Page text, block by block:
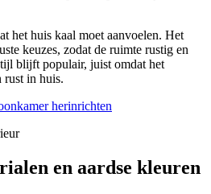
het huis kaal moet aanvoelen. Het
keuzes, zodat de ruimte rustig en
blijft populair, juist omdat het
rust in huis.
herinrichten
en aardse kleuren